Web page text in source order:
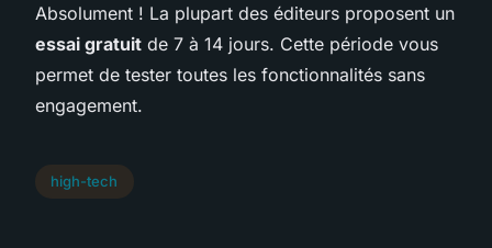
Absolument ! La plupart des éditeurs proposent un
essai gratuit de 7 à 14 jours. Cette période vous
permet de tester toutes les fonctionnalités sans
engagement.
high-tech